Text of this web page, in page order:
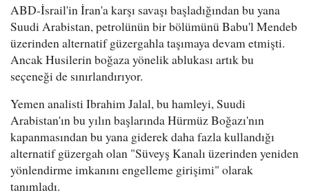
ABD-İsrail'in İran'a karşı savaşı başladığından bu yana
Suudi Arabistan, petrolünün bir bölümünü Babu'l Mendeb
üzerinden alternatif güzergahla taşımaya devam etmişti.
Ancak Husilerin boğaza yönelik ablukası artık bu
seçeneği de sınırlandırıyor.
Yemen analisti Ibrahim Jalal, bu hamleyi, Suudi
Arabistan'ın bu yılın başlarında Hürmüz Boğazı'nın
kapanmasından bu yana giderek daha fazla kullandığı
alternatif güzergah olan "Süveyş Kanalı üzerinden yeniden
yönlendirme imkanını engelleme girişimi" olarak
tanımladı.